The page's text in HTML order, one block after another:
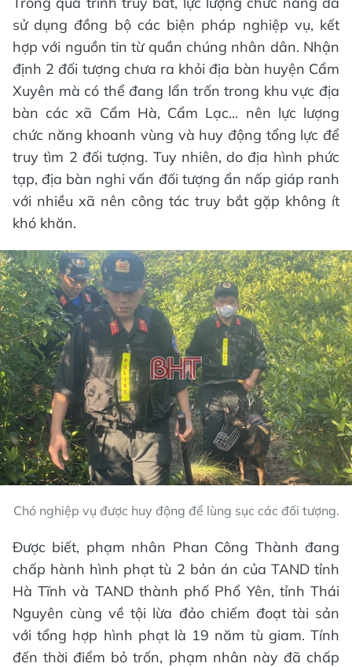
sử dụng đồng bộ các biện pháp nghiệp vụ, kết
hợp với nguồn tin từ quần chúng nhân dân. Nhận
định 2 đối tượng chưa ra khỏi địa bàn huyện Cẩm
Xuyên mà có thể đang lẩn trốn trong khu vực địa
bàn các xã Cẩm Hà, Cẩm Lạc... nên lực lượng
chức năng khoanh vùng và huy động tổng lực để
truy tìm 2 đối tượng. Tuy nhiên, do địa hình phức
tạp, địa bàn nghi vấn đối tượng ẩn nấp giáp ranh
với nhiều xã nên công tác truy bắt gặp không ít
khó khăn.
Chó nghiệp vụ được huy động để lùng sục các đối tượng.
Được biết, phạm nhân Phan Công Thành đang
chấp hành hình phạt tù 2 bản án của TAND tỉnh
Hà Tĩnh và TAND thành phố Phổ Yên, tỉnh Thái
Nguyên cùng về tội lừa đảo chiếm đoạt tài sản
với tổng hợp hình phạt là 19 năm tù giam. Tính
đến thời điểm bỏ trốn, phạm nhân này đã chấp